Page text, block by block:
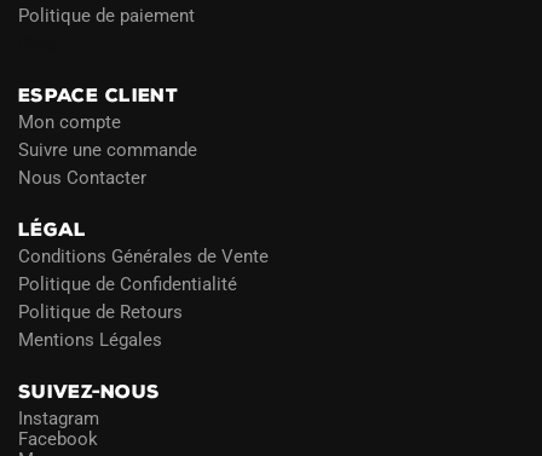
Politique de paiement
ESPACE CLIENT
Mon compte
Suivre une commande
Nous Contacter
LÉGAL
Conditions Générales de Vente
Politique de Confidentialité
Politique de Retours
Mentions Légales
SUIVEZ-NOUS
Instagram
Facebook